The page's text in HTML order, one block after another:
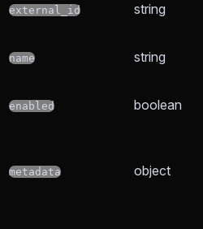
external_id string
name string
enabled boolean
metadata object